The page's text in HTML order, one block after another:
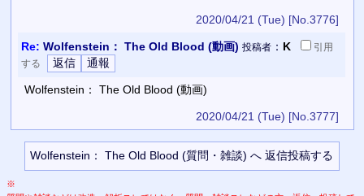
2020/04/21 (Tue) [No.3776]
Re: Wolfenstein： The Old Blood (動画) 投稿者： K
引用
する
Wolfenstein： The Old Blood (動画)
2020/04/21 (Tue) [No.3777]
※